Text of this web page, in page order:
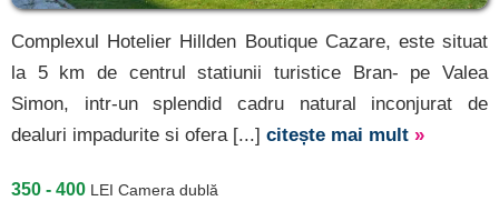
Complexul Hotelier Hillden Boutique Cazare, este situat
la 5 km de centrul statiunii turistice Bran- pe Valea
Simon, intr-un splendid cadru natural inconjurat de
dealuri impadurite si ofera [...] citește mai mult »
350 - 400 LEI Camera dublă